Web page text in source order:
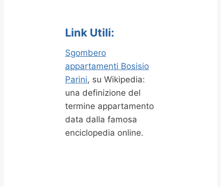
Link Utili:
Sgombero
appartamenti Bosisio
Parini, su Wikipedia:
una definizione del
termine appartamento
data dalla famosa
enciclopedia online.